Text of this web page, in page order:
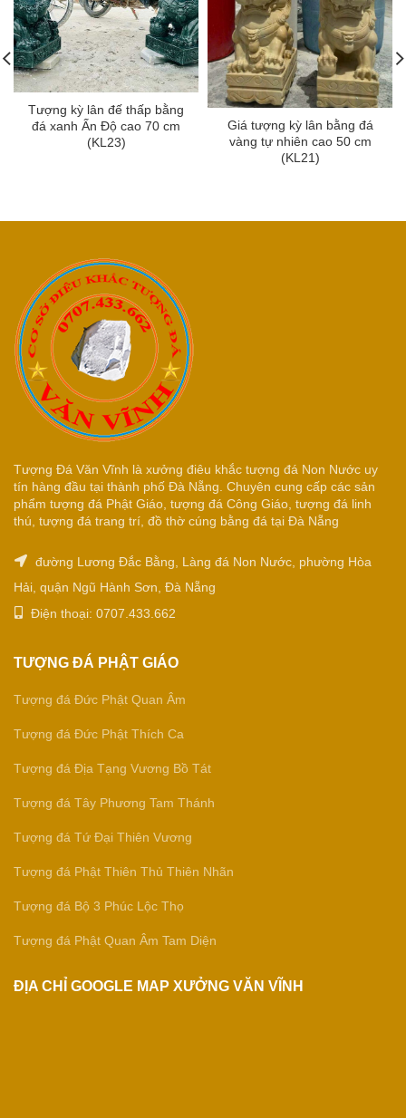
Tượng kỳ lân đế thấp bằng
đá xanh Ấn Độ cao 70 cm
(KL23)
Giá tượng kỳ lân bằng đá
vàng tự nhiên cao 50 cm
(KL21)
Tượng Đá Văn Vĩnh là xưởng điêu khắc tượng đá Non Nước uy
tín hàng đầu tại thành phố Đà Nẵng. Chuyên cung cấp các sản
phẩm tượng đá Phật Giáo, tượng đá Công Giáo, tượng đá linh
thú, tượng đá trang trí, đồ thờ cúng bằng đá tại Đà Nẵng
đường Lương Đắc Bằng, Làng đá Non Nước, phường Hòa
Hải, quận Ngũ Hành Sơn, Đà Nẵng
Điện thoại: 0707.433.662
TƯỢNG ĐÁ PHẬT GIÁO
Tượng đá Đức Phật Quan Âm
Tượng đá Đức Phật Thích Ca
Tượng đá Địa Tạng Vương Bồ Tát
Tượng đá Tây Phương Tam Thánh
Tượng đá Tứ Đại Thiên Vương
Tượng đá Phật Thiên Thủ Thiên Nhãn
Tượng đá Bộ 3 Phúc Lộc Thọ
Tượng đá Phật Quan Âm Tam Diện
ĐỊA CHỈ GOOGLE MAP XƯỞNG VĂN VĨNH